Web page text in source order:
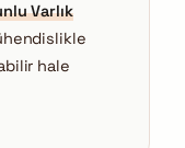
Varlık
hale